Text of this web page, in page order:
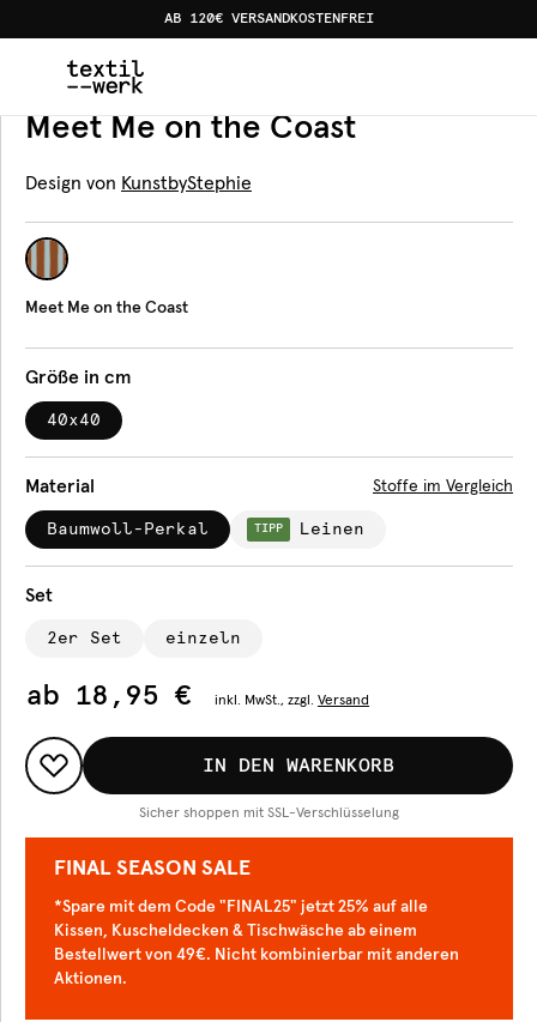
AB 120€ VERSANDKOSTENFREI
Produkte Servietten Meet Me on the Coast
Servietten
Meet Me on the Coast
Design von KunstbyStephie
Meet Me on the Coast
Größe in cm
40x40
Material Stoffe im Vergleich
Baumwoll-Perkal TIPP Leinen
Set
2er Set einzeln
ab 18,95 € inkl. MwSt., zzgl. Versand
IN DEN WARENKORB
Sicher shoppen mit SSL-Verschlüsselung
FINAL SEASON SALE
*Spare mit dem Code "FINAL25" jetzt 25% auf alle
Kissen, Kuscheldecken & Tischwäsche ab einem
Bestellwert von 49€. Nicht kombinierbar mit anderen
Aktionen.